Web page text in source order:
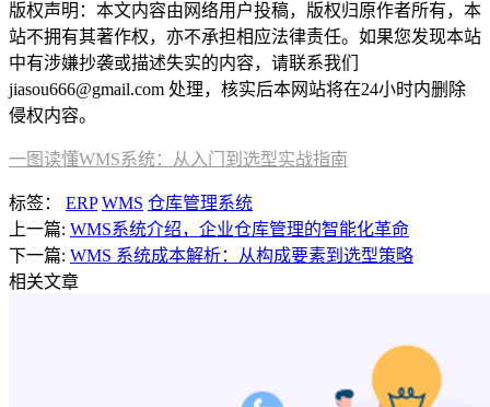
版权声明：本文内容由网络用户投稿，版权归原作者所有，本
站不拥有其著作权，亦不承担相应法律责任。如果您发现本站
中有涉嫌抄袭或描述失实的内容，请联系我们
jiasou666@gmail.com 处理，核实后本网站将在24小时内删除
侵权内容。
​​一图读懂WMS系统：从入门到选型实战指南​​
标签： ERP WMS 仓库管理系统
上一篇: WMS系统介绍，企业仓库管理的智能化革命
下一篇: WMS 系统成本解析：从构成要素到选型策略
相关文章